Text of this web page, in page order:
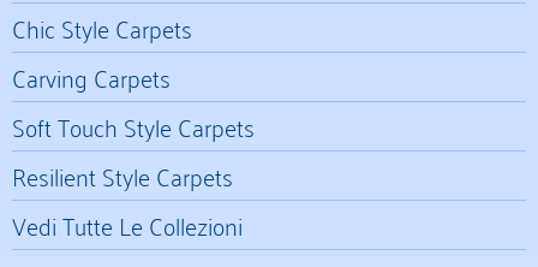
Chic Style Carpets
Carving Carpets
Soft Touch Style Carpets
Resilient Style Carpets
Vedi Tutte Le Collezioni